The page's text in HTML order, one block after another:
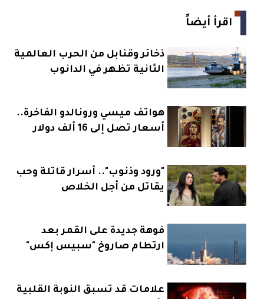
اقرأ أيضاً
ذخائر وقنابل من الحرب العالمية
الثانية تظهر في الدانوب
هواتف ميسي ورونالدو الفاخرة..
أسعار تصل إلى 16 ألف دولار
"ورود وذنوب".. أسرار قاتلة وحب
يقاتل من أجل الخلاص
فوهة جديدة على القمر بعد
ارتطام صاروخ "سبيس إكس"
علامات قد تسبق النوبة القلبية